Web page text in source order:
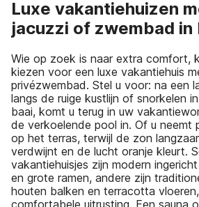
Luxe vakantiehuizen
jacuzzi of zwembad in
Wie op zoek is naar extra comfort,
kiezen voor een luxe vakantiehuis
privézwembad. Stel u voor: na een
langs de ruige kustlijn of snorkelen
baai, komt u terug in uw
de verkoelende pool in. Of u neemt
op het terras, terwijl de zon
verdwijnt en de lucht oranje kleurt.
vakantiehuisjes zijn modern
en grote ramen, andere zijn
houten balken en terracotta
comfortabele uitrusting. Een sauna